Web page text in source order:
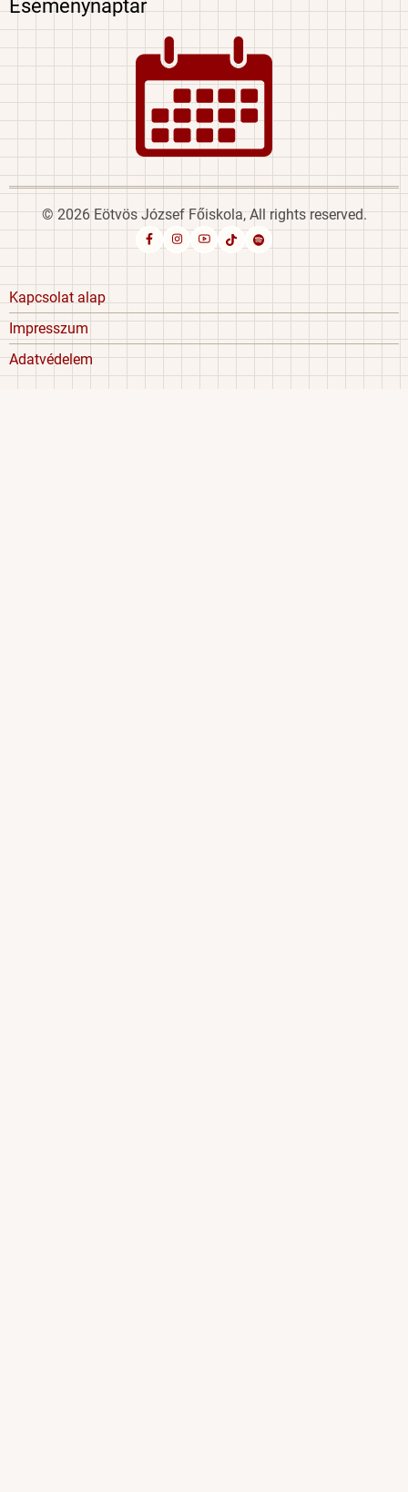
Eseménynaptár
Image
© 2026 Eötvös József Főiskola, All rights reserved.
Footer
menu
Kapcsolat alap
Impresszum
Adatvédelem